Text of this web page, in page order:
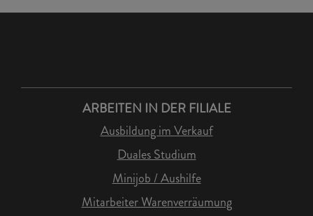
ARBEITEN IN DER FILIALE
Ausbildung im Verkauf
Duales Studium
Minijob / Aushilfe
Mitarbeiter Warenverräumung